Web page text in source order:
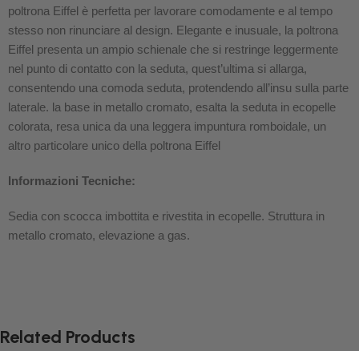
poltrona Eiffel è perfetta per lavorare comodamente e al tempo
stesso non rinunciare al design. Elegante e inusuale, la poltrona
Eiffel presenta un ampio schienale che si restringe leggermente
nel punto di contatto con la seduta, quest’ultima si allarga,
consentendo una comoda seduta, protendendo all’insu sulla parte
laterale. la base in metallo cromato, esalta la seduta in ecopelle
colorata, resa unica da una leggera impuntura romboidale, un
altro particolare unico della poltrona Eiffel
Informazioni Tecniche:
Sedia con scocca imbottita e rivestita in ecopelle. Struttura in
metallo cromato, elevazione a gas.
Related Products